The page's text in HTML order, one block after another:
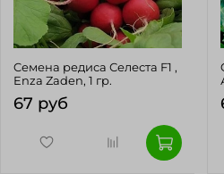
Cемена редиса Селеста F1 ,
Enza Zaden, 1 гр.
67 руб